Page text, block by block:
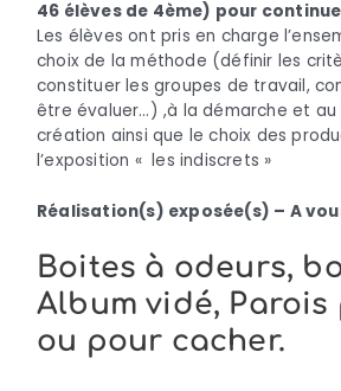
46 élèves de 4ème) pour
Les élèves ont pris en charge
choix de la méthode (définir les
constituer les groupes de travail,
être évaluer…) ,à la démarche et au
création ainsi que le choix des
l’exposition « les indiscrets »
Réalisation(s) exposée(s) – A
Boites à odeurs,
Album vidé,
ou pour cacher.